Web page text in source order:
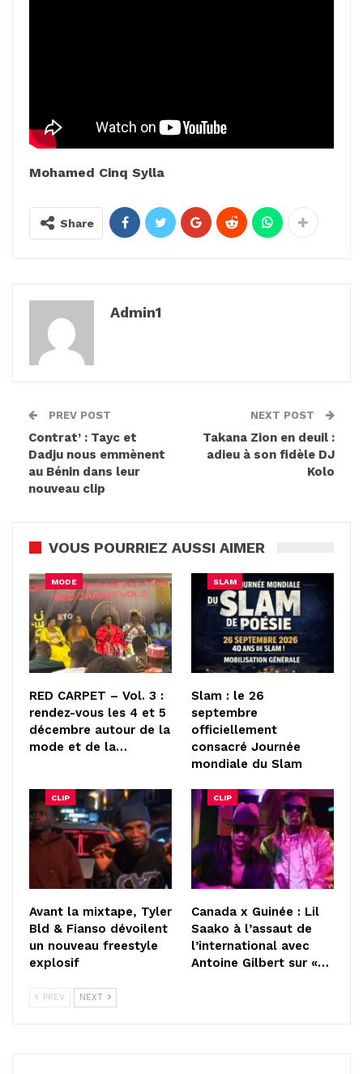
Mohamed Cinq Sylla
Share
Admin1
PREV POST
Contrat’ : Tayc et
Dadju nous emmènent
au Bénin dans leur
nouveau clip
NEXT POST
Takana Zion en deuil :
adieu à son fidèle DJ
Kolo
VOUS POURRIEZ AUSSI AIMER
MODE
RED CARPET – Vol. 3 :
rendez-vous les 4 et 5
décembre autour de la
mode et de la…
SLAM
Slam : le 26
septembre
officiellement
consacré Journée
mondiale du Slam
CLIP
Avant la mixtape, Tyler
Bld & Fianso dévoilent
un nouveau freestyle
explosif
CLIP
Canada x Guinée : Lil
Saako à l’assaut de
l’international avec
Antoine Gilbert sur «…
PREV NEXT